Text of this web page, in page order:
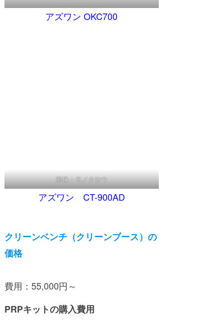
アズワン OKC700
画像：モノタロウ
アズワン CT-900AD
クリーンベンチ（クリーンブース）の
価格
費用：55,000円～
PRPキットの購入費用